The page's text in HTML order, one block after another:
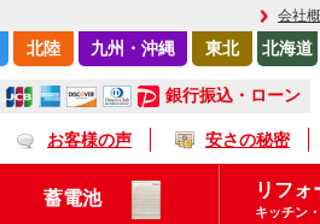
会社
銀行振込・ローン
お客様の声 安さの秘密
北陸 九州・沖縄 東北 北海道
蓄電池 リフォ
キッチン